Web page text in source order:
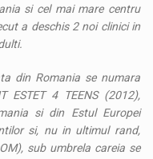
si cel mai mare centru
a deschis 2 noi clinici in
din Romania se numara
ESTET 4 TEENS (2012),
si din Estul Europei
si, nu in ultimul rand,
sub umbrela careia se